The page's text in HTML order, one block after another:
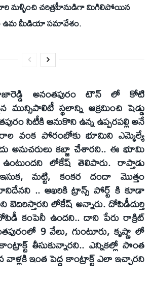
మళ్ళించి చరిత్రహీనుడిగా మిగిలిపోయిన
ఉమ మీడియా సమావేశం.
అనంతపురం టౌన్ లో కోటి
స్థలాన్ని ఆక్రమించి షెడ్డు
సిటీకి ఆనుకొని ఉన్న ఉప్పరపల్లి అనే
వంక పోరంబోకు భూమిని ఎమ్మెల్యే
అనుచరులు కబ్జా చేశారని.. ఈ భూమి
ఉంటుందని లోకేష్ తెలిపారు. రాప్తాడు
మట్టి, కంకర దందా మొత్తం
.. ఆఖరికి ట్రాన్స్ పోర్ట్ కి కూడా
బెదిరిస్తారని లోకేష్ అన్నారు. దోపిడీదుర్తి
కంపెనీ ఉందని.. దాని పేరు రాక్రిట్
9 వేలు, గుంటూరు, కృష్ణా లో
తీసుకున్నారని.. ఎన్నికల్లో సొంత
వాళ్లకి ఇంత పెద్ద కాంట్రాక్ట్ ఎలా ఇచ్చారని